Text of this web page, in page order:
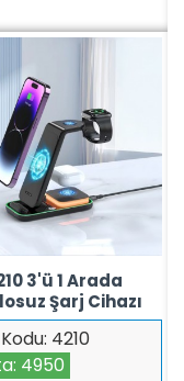
4210
4950
3'ü 1 Arada
Şarj Cihazı